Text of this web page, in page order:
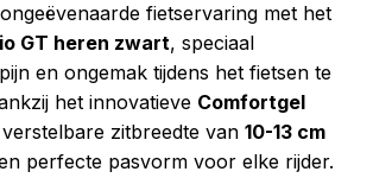
fietservaring met het
GT heren zwart, speciaal
en ongemak tijdens het fietsen te
het innovatieve Comfortgel
zitbreedte van 10-13 cm
perfecte pasvorm voor elke rijder.